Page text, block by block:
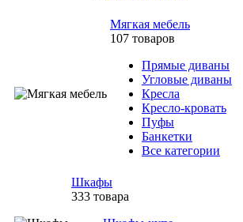
Мягкая мебель
107 товаров
Прямые диваны
Угловые диваны
Кресла
Кресло-кровать
Пуфы
Банкетки
Все категории
Шкафы
333 товара